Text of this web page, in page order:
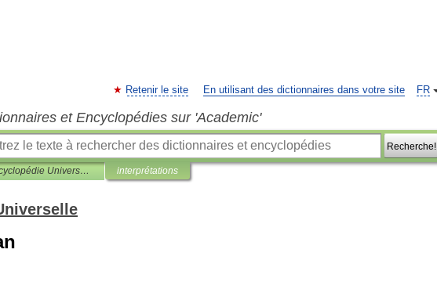
FR
Retenir le site En utilisant des dictionnaires dans votre site
et Encyclopédies sur 'Academic'
Recherche!
Encyclopédie Universelle interprétations